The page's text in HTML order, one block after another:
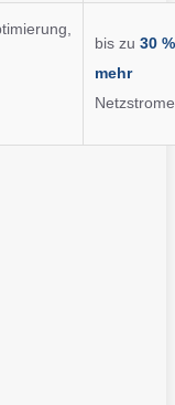
bis zu 30
mehr